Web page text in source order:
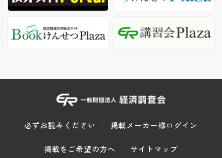
必ずお読みください 掲載メーカー様ログイン
掲載をご希望の方へ サイトマップ